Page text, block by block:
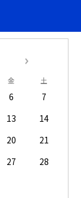
金 土
6
7
13
14
20
21
27
28